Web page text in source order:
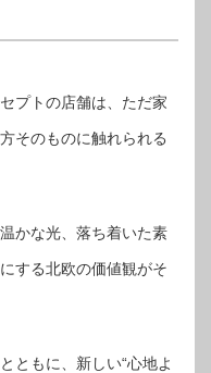
プトの店舗は、ただ家
そのものに触れられる
かな光、落ち着いた素
する北欧の価値観がそ
ともに、新しい“心地よ